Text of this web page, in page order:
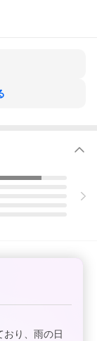
ールファ
クト
Ｗhあ
おり、雨の日